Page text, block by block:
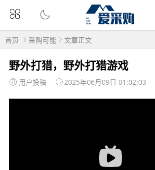
首页 采购可能 文章正文
野外打猎，野外打猎游戏
用户投稿 2025年06月09日 01:02:03